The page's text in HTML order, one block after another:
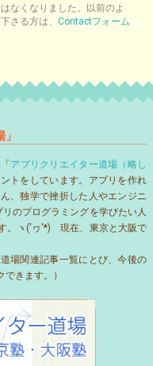
なくなりました。以前のよ
さる方は、 Contactフォーム
アプリクリエイター道場（略し
トをしています。アプリを作れ
、独学で挫折した人やエンジニ
のプログラミングを学びたい人
。ヽ('ヮ'*)ゝ現在、東京と大阪で
場関連記事一覧にとび、今後の
きます。）